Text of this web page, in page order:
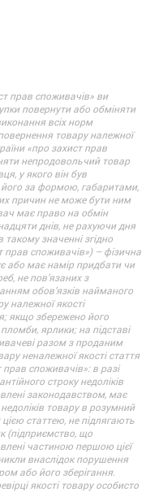
прав споживачів» ви
повернути або обміняти
всіх норм
товару належної
«про захист прав
непродовольчий товар
у якого він був
за формою, габаритами,
причин не може бути ним
має право на обмін
днів, не рахуючи дня
значенні згідно
прав споживачів») – фізична
або має намір придбати чи
не пов’язаних з
обов’язків найманого
належної якості
якщо збережено його
ярлики; на підставі
разом з проданим
неналежної якості стаття
прав споживачів»: в разі
строку недоліків
законодавством, має
товару в розумний
статтею, не підлягають
(підприємство, що
частиною першою цієї
внаслідок порушення
або його зберігання.
якості товару особисто